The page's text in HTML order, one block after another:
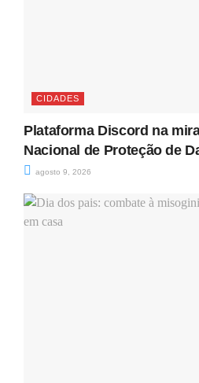
CIDADES
Plataforma Discord na
Nacional de Proteção de
agosto 9, 2026